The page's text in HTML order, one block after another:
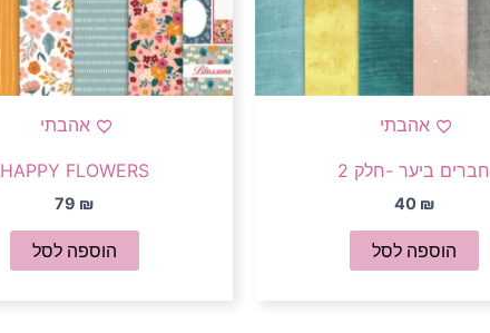
אהבתי
חברים ביער -חלק 2
40 ₪
הוספה לסל
אהבתי
HAPPY FLOWERS
79 ₪
הוספה לסל